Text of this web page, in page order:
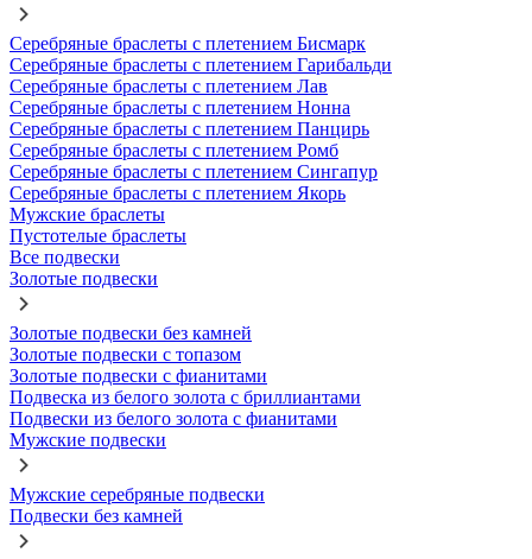
Серебряные браслеты с плетением Бисмарк
Серебряные браслеты с плетением Гарибальди
Серебряные браслеты с плетением Лав
Серебряные браслеты с плетением Нонна
Серебряные браслеты с плетением Панцирь
Серебряные браслеты с плетением Ромб
Серебряные браслеты с плетением Сингапур
Серебряные браслеты с плетением Якорь
Мужские браслеты
Пустотелые браслеты
Все подвески
Золотые подвески
Золотые подвески без камней
Золотые подвески с топазом
Золотые подвески с фианитами
Подвеска из белого золота с бриллиантами
Подвески из белого золота с фианитами
Мужские подвески
Мужские серебряные подвески
Подвески без камней